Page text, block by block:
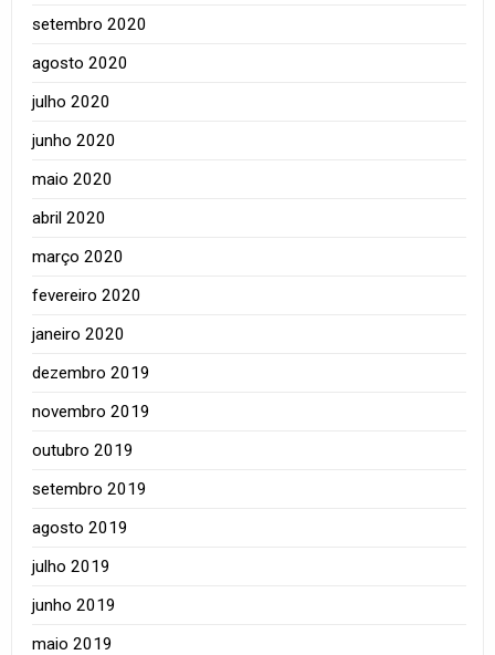
setembro 2020
agosto 2020
julho 2020
junho 2020
maio 2020
abril 2020
março 2020
fevereiro 2020
janeiro 2020
dezembro 2019
novembro 2019
outubro 2019
setembro 2019
agosto 2019
julho 2019
junho 2019
maio 2019